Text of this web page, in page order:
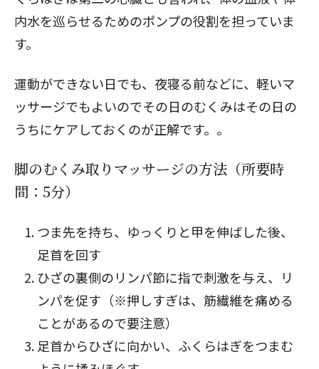
内水を巡らせるためのポンプの役割を担っていま
す。
運動ができない日でも、夜寝る前などに、軽いマ
ッサージでもよいのでその日のむくみはその日の
うちにケアしておくのが正解です。。
脚のむくみ取りマッサージの方法（所要時
間：5分）
つま先を持ち、ゆっくりと甲を伸ばした後、
足首を回す
ひざの裏側のリンパ節に指で刺激を与え、リ
ンパを促す（※押しすぎは、筋繊維を痛める
ことがあるので要注意）
足首からひざに向かい、ふくらはぎをつまむ